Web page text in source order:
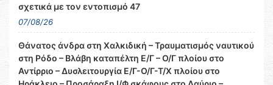
σχετικά με τον εντοπισμό 47
07/08/26
Θάνατος άνδρα στη Χαλκιδική – Τραυματισμός ναυτικού
στη Ρόδο – Βλάβη καταπέλτη Ε/Γ – Ο/Γ πλοίου στο
Αντίρριο – Δυσλειτουργία Ε/Γ-Ο/Γ-Τ/Χ πλοίου στο